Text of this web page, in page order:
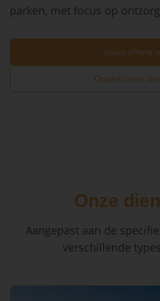
parken, met focus op
Vraag offerte
Ontdek onze
Onze
Aangepast aan de
verschillende